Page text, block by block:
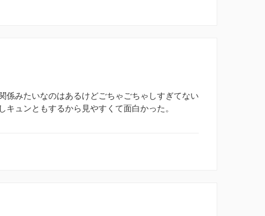
係みたいなのはあるけどごちゃごちゃしすぎてない
ュンともするから見やすくて面白かった。